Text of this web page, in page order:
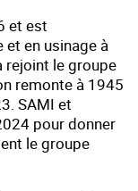
et est
en usinage à
rejoint le groupe
remonte à 1945
SAMI et
pour donner
le groupe